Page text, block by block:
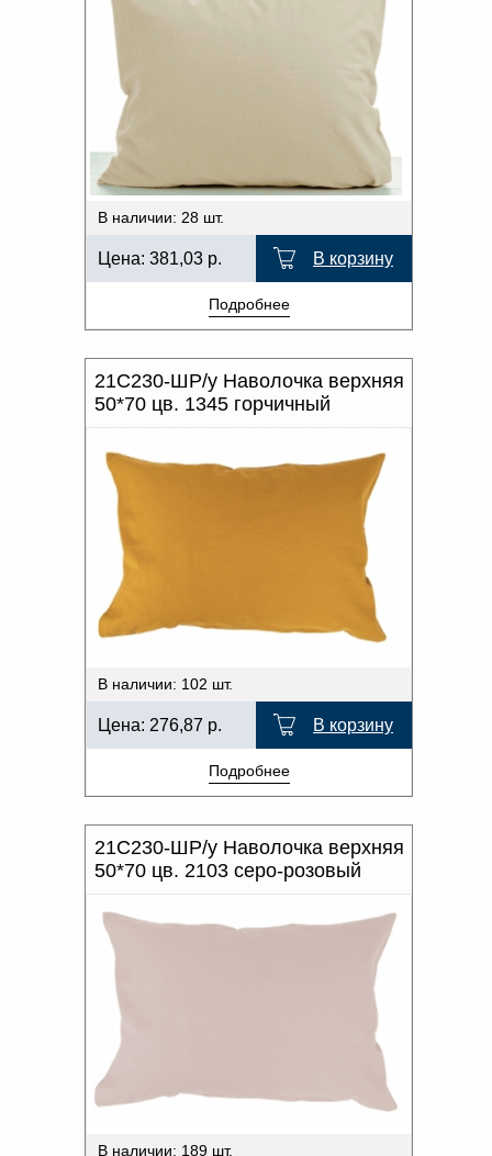
В наличии: 28 шт.
Цена: 381,03 р. В корзину
Подробнее
21С230-ШР/у Наволочка верхняя
50*70 цв. 1345 горчичный
В наличии: 102 шт.
Цена: 276,87 р. В корзину
Подробнее
21С230-ШР/у Наволочка верхняя
50*70 цв. 2103 серо-розовый
В наличии: 189 шт.